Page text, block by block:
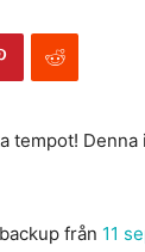
tempot!
från 11